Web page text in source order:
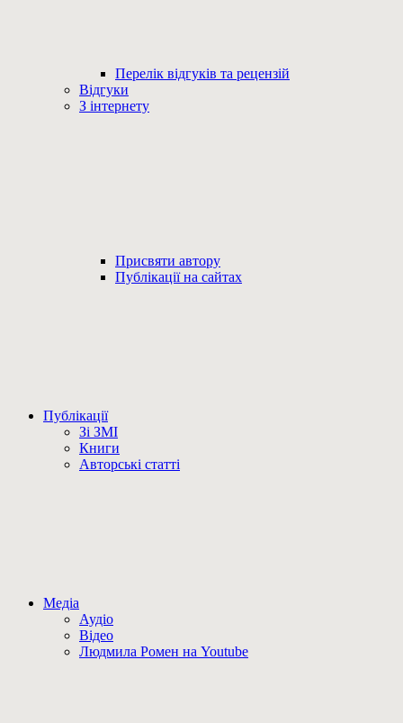
Перелік відгуків та рецензій
Відгуки
З інтернету
Присвяти автору
Публікації на сайтах
Публікації
Зі ЗМІ
Книги
Авторські статті
Медіа
Аудіо
Відео
Людмила Ромен на Youtube